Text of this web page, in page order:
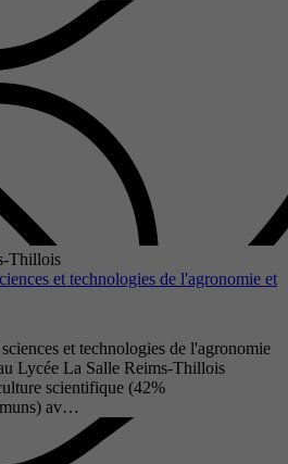
Thillois
et technologies de l'agronomie et
et technologies de l'agronomie
Lycée La Salle Reims-Thillois
scientifique (42%
av…